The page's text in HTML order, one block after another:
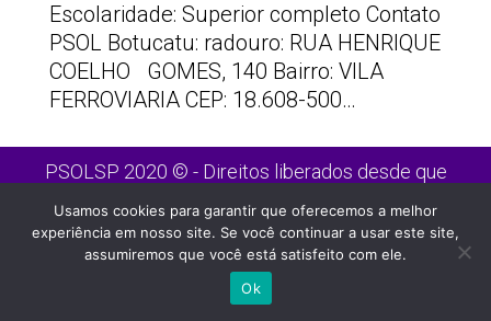
Escolaridade: Superior completo Contato
PSOL Botucatu: radouro: RUA HENRIQUE
COELHO GOMES, 140 Bairro: VILA
FERROVIARIA CEP: 18.608-500…
PSOLSP 2020 © - Direitos liberados desde que
Site desenvolvido por Appmobi
Usamos cookies para garantir que oferecemos a melhor
experiência em nosso site. Se você continuar a usar este site,
assumiremos que você está satisfeito com ele.
Ok